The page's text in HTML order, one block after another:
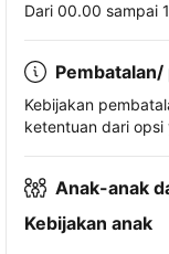
Dari 00.00 sampai
Kebijakan
ketentuan dari
Anak-anak
Kebijakan anak